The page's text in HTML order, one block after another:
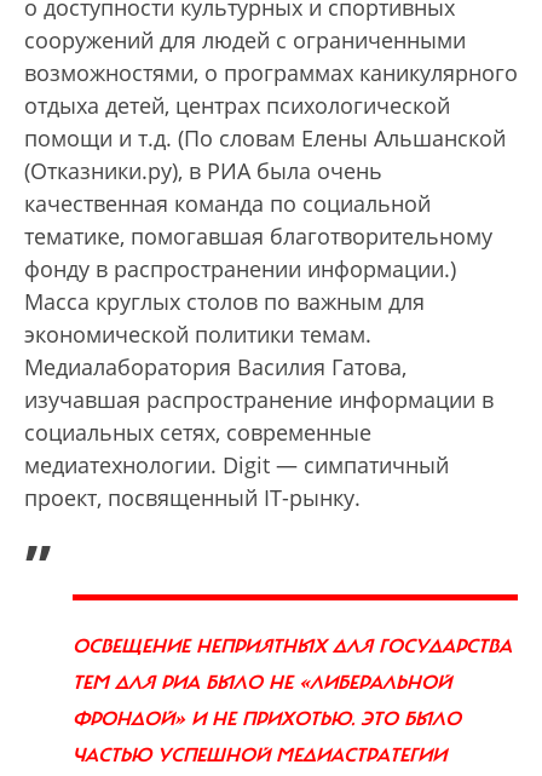
о доступности культурных и спортивных
сооружений для людей с ограниченными
возможностями, о программах каникулярного
отдыха детей, центрах психологической
помощи и т.д. (По словам Елены Альшанской
(Отказники.ру), в РИА была очень
качественная команда по социальной
тематике, помогавшая благотворительному
фонду в распространении информации.)
Масса круглых столов по важным для
экономической политики темам.
Медиалаборатория Василия Гатова,
изучавшая распространение информации в
социальных сетях, современные
медиатехнологии. Digit — симпатичный
проект, посвященный IT-рынку.
„
ОСВЕЩЕНИЕ НЕПРИЯТНЫХ ДЛЯ ГОСУДАРСТВА
ТЕМ ДЛЯ РИА БЫЛО НЕ «ЛИБЕРАЛЬНОЙ
ФРОНДОЙ» И НЕ ПРИХОТЬЮ. ЭТО БЫЛО
ЧАСТЬЮ УСПЕШНОЙ МЕДИАСТРАТЕГИИ